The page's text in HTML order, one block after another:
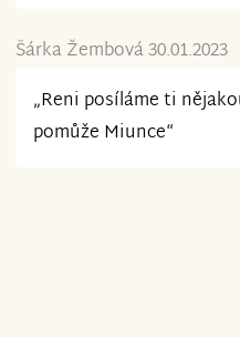
Šárka Žembová 30.01.2023
„Reni posíláme ti
pomůže Miunce“